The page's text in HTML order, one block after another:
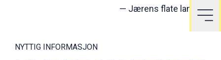
— Jærens flate landskap.
NYTTIG INFORMASJON